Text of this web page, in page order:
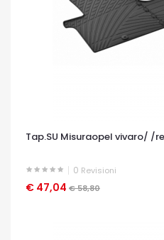
Tap.SU Misuraopel vivaro/ /
0 Revisioni
€ 47,04 € 58,80
OCCHIATA VELOCE